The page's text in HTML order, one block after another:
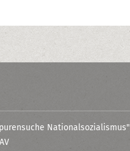
Nationalsozialismus"